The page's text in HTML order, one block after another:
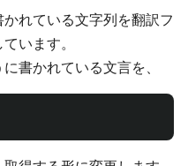
れている文字列を翻訳フ
います。
書かれている文言を、